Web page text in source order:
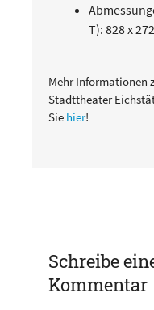
T): 828 x
Mehr Informationen
Stadttheater
Sie hier!
Schreibe
Kommentar